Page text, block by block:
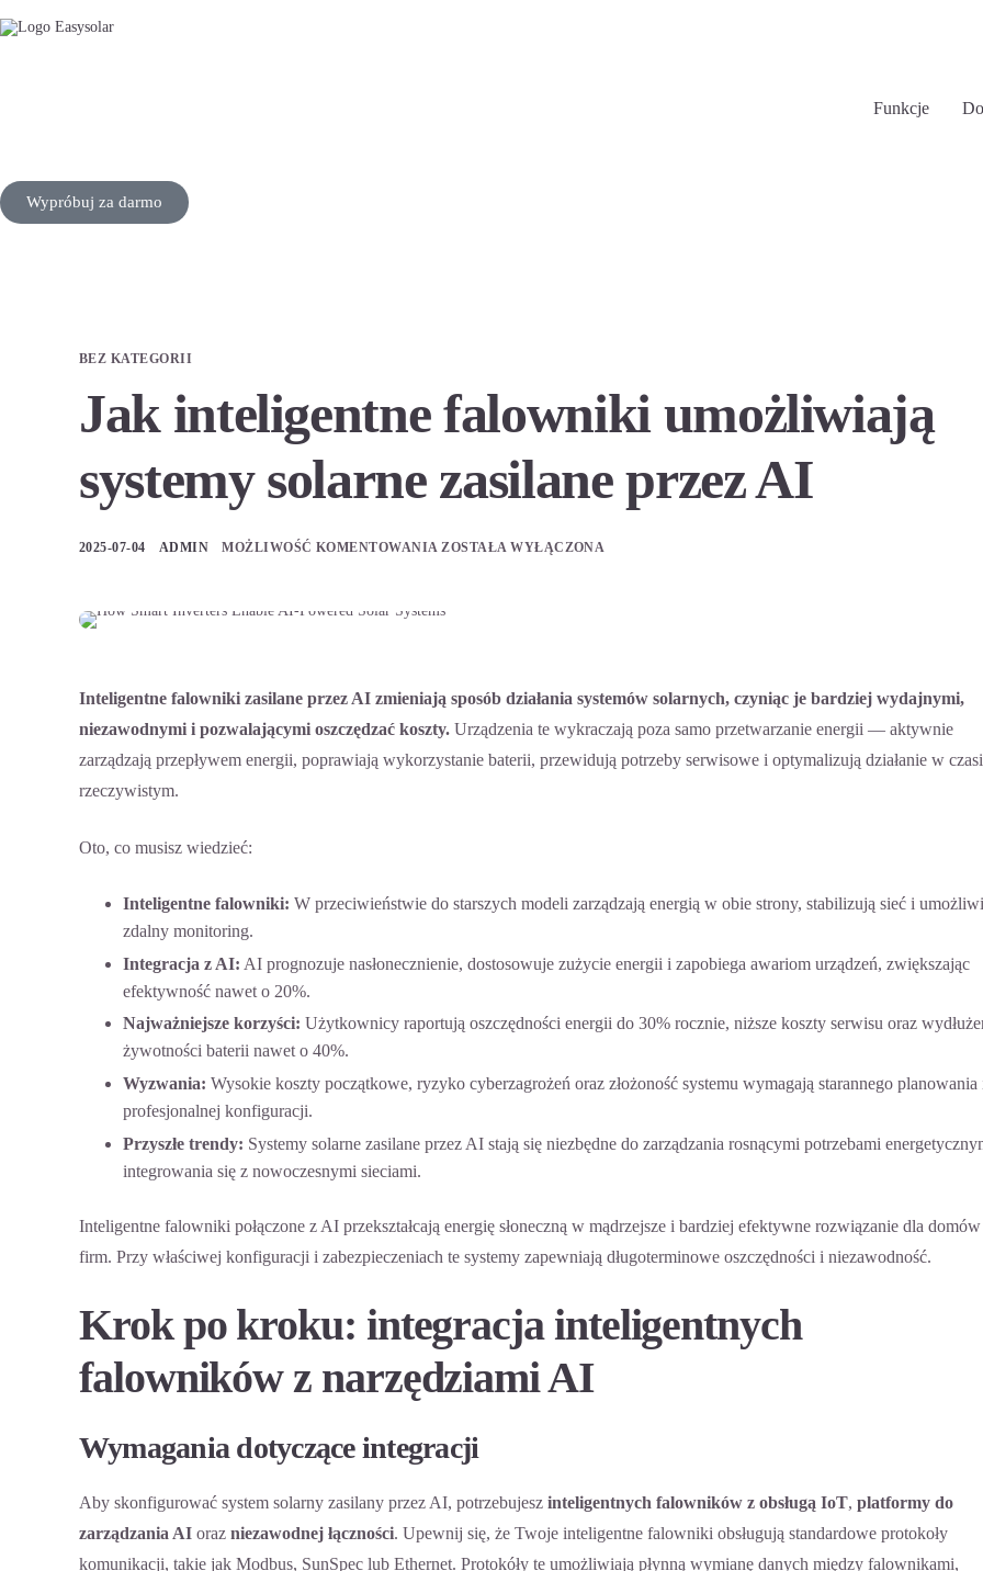
Funkcje
Wypróbuj za darmo
BEZ KATEGORII
Jak inteligentne falowniki umożliwiają
systemy solarne zasilane przez AI
2025-07-04 ADMIN MOŻLIWOŚĆ KOMENTOWANIA ZOSTAŁA WYŁĄCZONA
Inteligentne falowniki zasilane przez AI zmieniają sposób działania systemów solarnych, czyniąc je bardziej wydajnymi,
niezawodnymi i pozwalającymi oszczędzać koszty. Urządzenia te wykraczają poza samo przetwarzanie energii — aktywnie
zarządzają przepływem energii, poprawiają wykorzystanie baterii, przewidują potrzeby serwisowe i optymalizują działanie w
rzeczywistym.
Oto, co musisz wiedzieć:
Inteligentne falowniki: W przeciwieństwie do starszych modeli zarządzają energią w obie strony, stabilizują sieć i
zdalny monitoring.
Integracja z AI: AI prognozuje nasłonecznienie, dostosowuje zużycie energii i zapobiega awariom urządzeń, zwiększając
efektywność nawet o 20%.
Najważniejsze korzyści: Użytkownicy raportują oszczędności energii do 30% rocznie, niższe koszty serwisu oraz
żywotności baterii nawet o 40%.
Wyzwania: Wysokie koszty początkowe, ryzyko cyberzagrożeń oraz złożoność systemu wymagają starannego planowania
profesjonalnej konfiguracji.
Przyszłe trendy: Systemy solarne zasilane przez AI stają się niezbędne do zarządzania rosnącymi potrzebami
integrowania się z nowoczesnymi sieciami.
Inteligentne falowniki połączone z AI przekształcają energię słoneczną w mądrzejsze i bardziej efektywne rozwiązanie dla
firm. Przy właściwej konfiguracji i zabezpieczeniach te systemy zapewniają długoterminowe oszczędności i niezawodność.
Krok po kroku: integracja inteligentnych
falowników z narzędziami AI
Wymagania dotyczące integracji
Aby skonfigurować system solarny zasilany przez AI, potrzebujesz inteligentnych falowników z obsługą IoT, platformy do
zarządzania AI oraz niezawodnej łączności. Upewnij się, że Twoje inteligentne falowniki obsługują standardowe protokoły
komunikacji, takie jak Modbus, SunSpec lub Ethernet. Protokóły te umożliwiają płynną wymianę danych między falownikami,